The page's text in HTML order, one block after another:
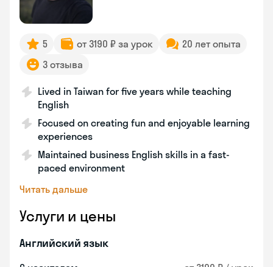
5 от 3190 ₽ за урок
20 лет опыта
3 отзыва
Lived in Taiwan for five years while teaching
English
Focused on creating fun and enjoyable learning
experiences
Maintained business English skills in a fast-
paced environment
Читать дальше
Услуги и цены
Английский язык